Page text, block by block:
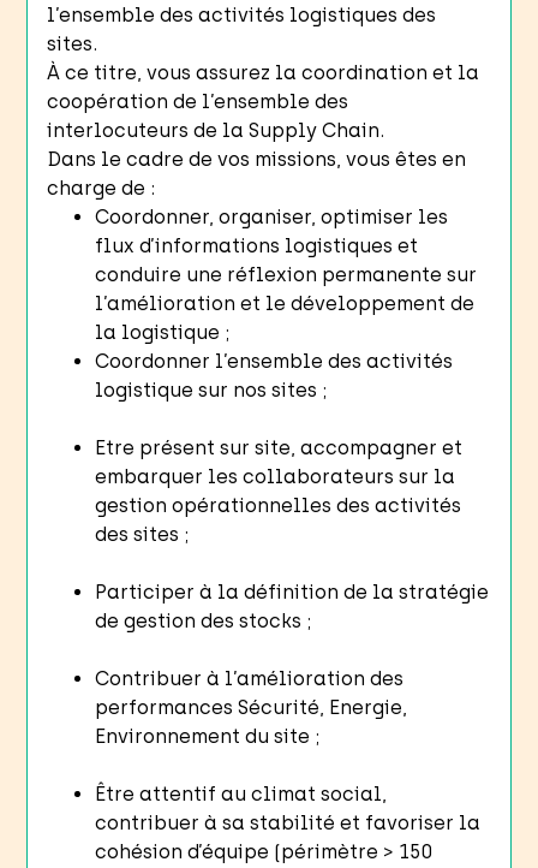
l’ensemble des activités logistiques des
sites.
À ce titre, vous assurez la coordination et la
coopération de l’ensemble des
interlocuteurs de la Supply Chain.
Dans le cadre de vos missions, vous êtes en
charge de :
Coordonner, organiser, optimiser les
flux d’informations logistiques et
conduire une réflexion permanente sur
l’amélioration et le développement de
la logistique ;
Coordonner l’ensemble des activités
logistique sur nos sites ;
Etre présent sur site, accompagner et
embarquer les collaborateurs sur la
gestion opérationnelles des activités
des sites ;
Participer à la définition de la stratégie
de gestion des stocks ;
Contribuer à l’amélioration des
performances Sécurité, Energie,
Environnement du site ;
Être attentif au climat social,
contribuer à sa stabilité et favoriser la
cohésion d’équipe (périmètre > 150